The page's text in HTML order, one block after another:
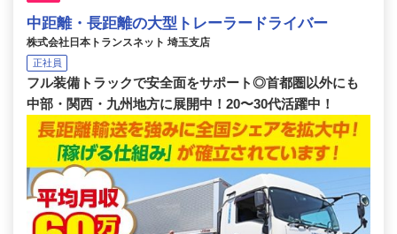
中距離・長距離の大型トレーラードライバー
株式会社日本トランスネット 埼玉支店
正社員
フル装備トラックで安全面をサポート◎首都圏以外にも
中部・関西・九州地方に展開中！20〜30代活躍中！